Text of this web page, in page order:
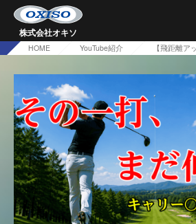
株式会社オキソ
TOP
オキソの技術について
会社概要
採用情報
HOME YouTube紹介